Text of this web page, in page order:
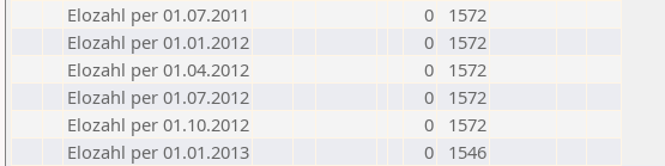
Elozahl per 01.07.2011
0
1572
Elozahl per 01.01.2012
0
1572
Elozahl per 01.04.2012
0
1572
Elozahl per 01.07.2012
0
1572
Elozahl per 01.10.2012
0
1572
Elozahl per 01.01.2013
0
1546